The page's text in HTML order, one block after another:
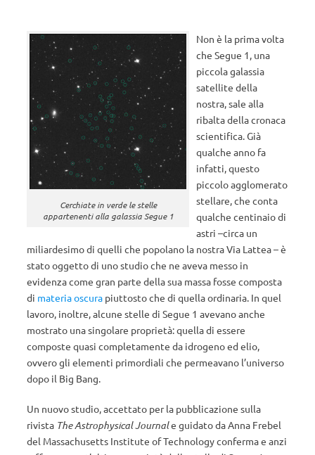
Cerchiate in verde le stelle
appartenenti alla galassia Segue 1
Non è la prima volta
che Segue 1, una
piccola galassia
satellite della
nostra, sale alla
ribalta della cronaca
scientifica. Già
qualche anno fa
infatti, questo
piccolo agglomerato
stellare, che conta
qualche centinaio di
astri –circa un
miliardesimo di quelli che popolano la nostra Via Lattea – è
stato oggetto di uno studio che ne aveva messo in
evidenza come gran parte della sua massa fosse composta
di materia oscura piuttosto che di quella ordinaria. In quel
lavoro, inoltre, alcune stelle di Segue 1 avevano anche
mostrato una singolare proprietà: quella di essere
composte quasi completamente da idrogeno ed elio,
ovvero gli elementi primordiali che permeavano l’universo
dopo il Big Bang.
Un nuovo studio, accettato per la pubblicazione sulla
rivista The Astrophysical Journale guidato da Anna Frebel
del Massachusetts Institute of Technology conferma e anzi